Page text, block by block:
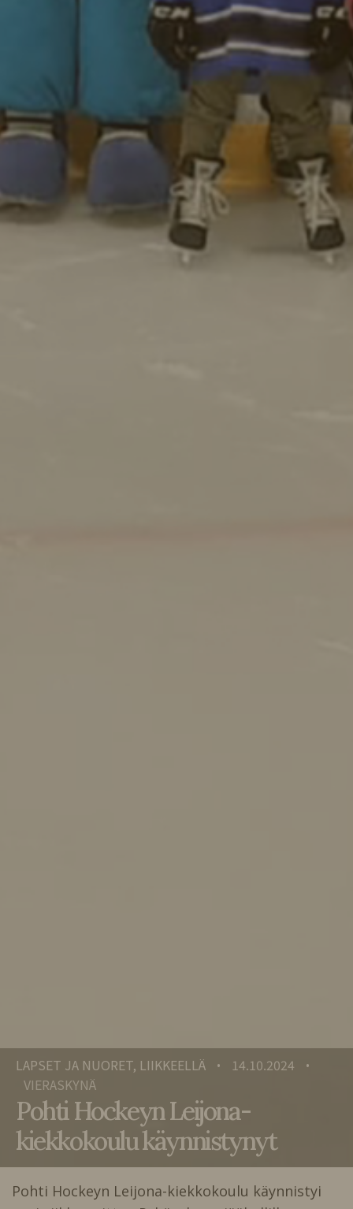
LAPSET JA NUORET, LIIKKEELLÄ • 14.10.2024 •
VIERASKYNÄ
Pohti Hockeyn Leijona-
kiekkokoulu käynnistynyt
Pohti Hockeyn Leijona-kiekkokoulu käynnistyi